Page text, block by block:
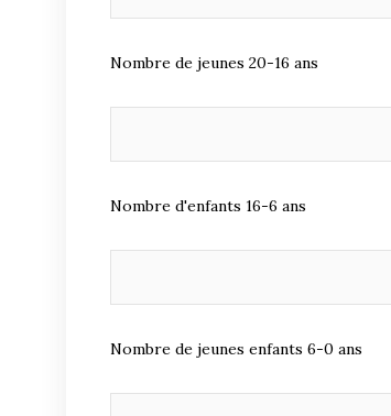
Nombre de jeunes 20-16 ans
Nombre d'enfants 16-6 ans
Nombre de jeunes enfants 6-0 ans